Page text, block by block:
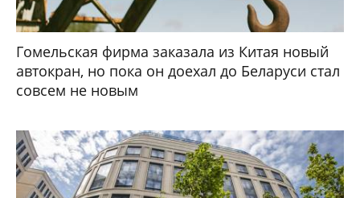
Гомельская фирма заказала из Китая новый
автокран, но пока он доехал до Беларуси стал
совсем не новым